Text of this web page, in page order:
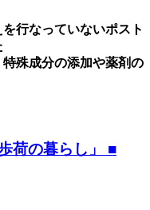
行なっていないポスト
殊成分の添加や薬剤の
荷の暮らし」 ■